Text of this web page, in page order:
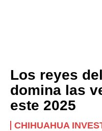
Los reyes
domina las
este 2025
CHIHUAHUA